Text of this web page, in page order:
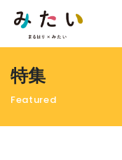
特集
特集
Featured